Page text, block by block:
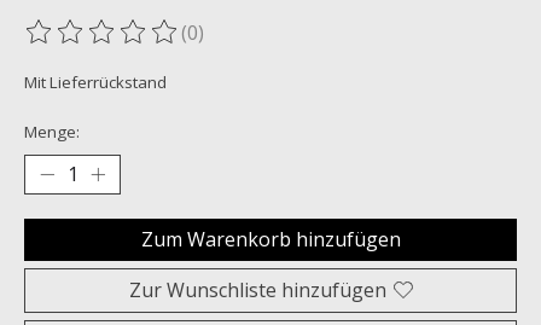
Die Bewertung dieses Produkts ist
(0)
Mit Lieferrückstand
Menge:
Zum Warenkorb hinzufügen
Zur Wunschliste hinzufügen